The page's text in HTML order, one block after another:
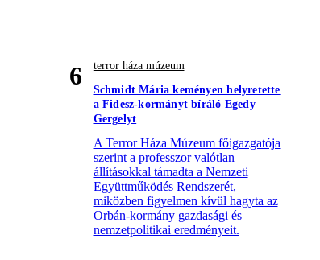
6
terror háza múzeum
Schmidt Mária keményen helyretette
a Fidesz-kormányt bíráló Egedy
Gergelyt
A Terror Háza Múzeum főigazgatója
szerint a professzor valótlan
állításokkal támadta a Nemzeti
Együttműködés Rendszerét,
miközben figyelmen kívül hagyta az
Orbán-kormány gazdasági és
nemzetpolitikai eredményeit.